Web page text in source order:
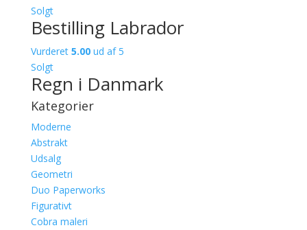
Solgt
Bestilling Labrador
Vurderet 5.00ud af 5
Solgt
Regn i Danmark
Kategorier
Moderne
Abstrakt
Udsalg
Geometri
Duo Paperworks
Figurativt
Cobra maleri